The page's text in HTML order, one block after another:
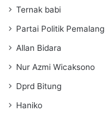
Ternak babi
Partai Politik Pemalang
Allan Bidara
Nur Azmi Wicaksono
Dprd Bitung
Haniko